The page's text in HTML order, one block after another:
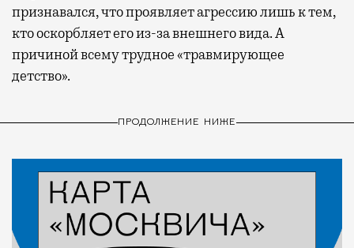
признавался, что проявляет агрессию лишь к тем,
кто оскорбляет его из-за внешнего вида. А
причиной всему трудное «травмирующее
детство».
ПРОДОЛЖЕНИЕ НИЖЕ